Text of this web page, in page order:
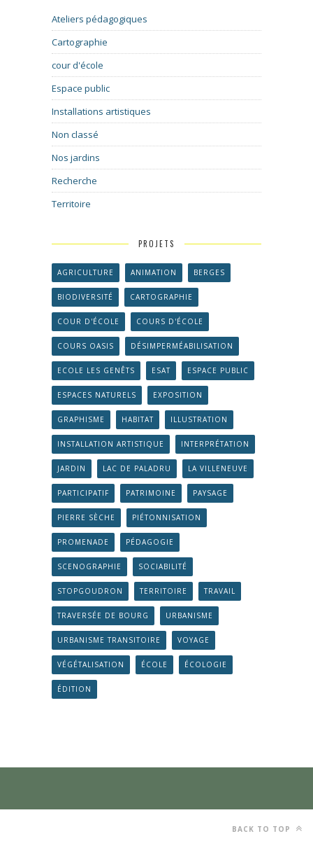
Ateliers pédagogiques
Cartographie
cour d'école
Espace public
Installations artistiques
Non classé
Nos jardins
Recherche
Territoire
PROJETS
AGRICULTURE ANIMATION BERGES
BIODIVERSITÉ CARTOGRAPHIE
COUR D'ÉCOLE COURS D'ÉCOLE
COURS OASIS DÉSIMPERMÉABILISATION
ECOLE LES GENÊTS ESAT ESPACE PUBLIC
ESPACES NATURELS EXPOSITION
GRAPHISME HABITAT ILLUSTRATION
INSTALLATION ARTISTIQUE INTERPRÉTATION
JARDIN LAC DE PALADRU LA VILLENEUVE
PARTICIPATIF PATRIMOINE PAYSAGE
PIERRE SÈCHE PIÉTONNISATION
PROMENADE PÉDAGOGIE
SCENOGRAPHIE SOCIABILITÉ
STOPGOUDRON TERRITOIRE TRAVAIL
TRAVERSÉE DE BOURG URBANISME
URBANISME TRANSITOIRE VOYAGE
VÉGÉTALISATION ÉCOLE ÉCOLOGIE
ÉDITION
BACK TO TOP